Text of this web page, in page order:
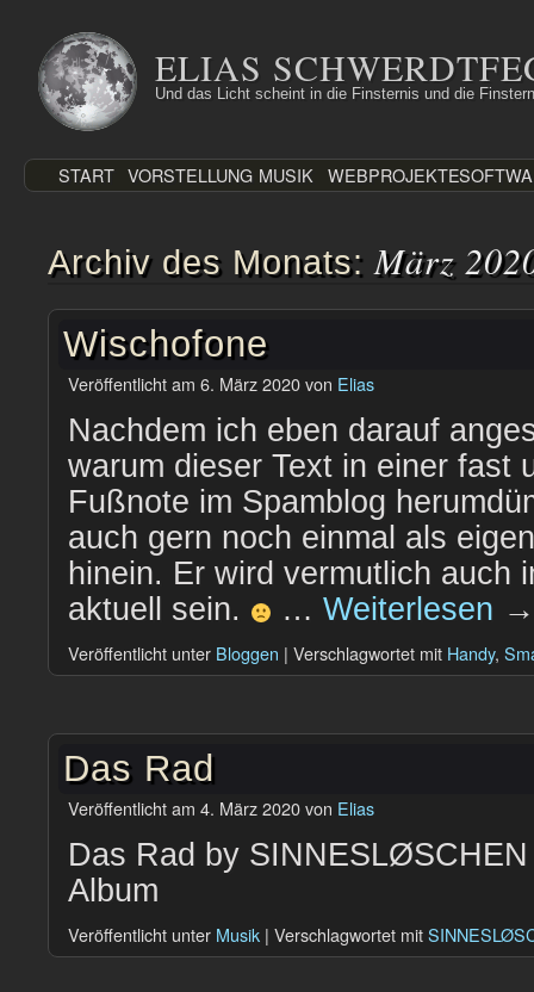
Inhalt
springen
ELIAS
Und das Licht scheint in die Finsternis und die
START VORSTELLUNG MUSIK WEBPROJEKTE
Archiv des Monats: März
Wischofone
Veröffentlicht am 6. März 2020von Elias
Nachdem ich eben darauf
warum dieser Text in einer fast
Fußnote im Spamblog
auch gern noch einmal als
hinein. Er wird vermutlich auch
aktuell sein.
…Weiterlesen
Veröffentlicht unter Bloggen | Verschlagwortet mit Handy,
Das Rad
Veröffentlicht am 4. März 2020von Elias
Das Rad by
Album
Veröffentlicht unter Musik | Verschlagwortet mit